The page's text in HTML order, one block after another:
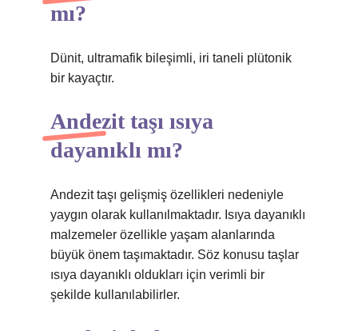
mı?
Dünit, ultramafik bileşimli, iri taneli plütonik
bir kayaçtır.
Andezit taşı ısıya
dayanıklı mı?
Andezit taşı gelişmiş özellikleri nedeniyle
yaygın olarak kullanılmaktadır. Isıya dayanıklı
malzemeler özellikle yaşam alanlarında
büyük önem taşımaktadır. Söz konusu taşlar
ısıya dayanıklı oldukları için verimli bir
şekilde kullanılabilirler.